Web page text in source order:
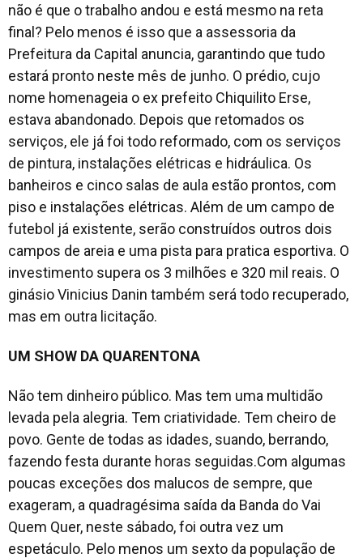
não é que o trabalho andou e está mesmo na reta
final? Pelo menos é isso que a assessoria da
Prefeitura da Capital anuncia, garantindo que tudo
estará pronto neste mês de junho. O prédio, cujo
nome homenageia o ex prefeito Chiquilito Erse,
estava abandonado. Depois que retomados os
serviços, ele já foi todo reformado, com os serviços
de pintura, instalações elétricas e hidráulica. Os
banheiros e cinco salas de aula estão prontos, com
piso e instalações elétricas. Além de um campo de
futebol já existente, serão construídos outros dois
campos de areia e uma pista para pratica esportiva. O
investimento supera os 3 milhões e 320 mil reais. O
ginásio Vinicius Danin também será todo recuperado,
mas em outra licitação.
UM SHOW DA QUARENTONA
Não tem dinheiro público. Mas tem uma multidão
levada pela alegria. Tem criatividade. Tem cheiro de
povo. Gente de todas as idades, suando, berrando,
fazendo festa durante horas seguidas.Com algumas
poucas exceções dos malucos de sempre, que
exageram, a quadragésima saída da Banda do Vai
Quem Quer, neste sábado, foi outra vez um
espetáculo. Pelo menos um sexto da população de